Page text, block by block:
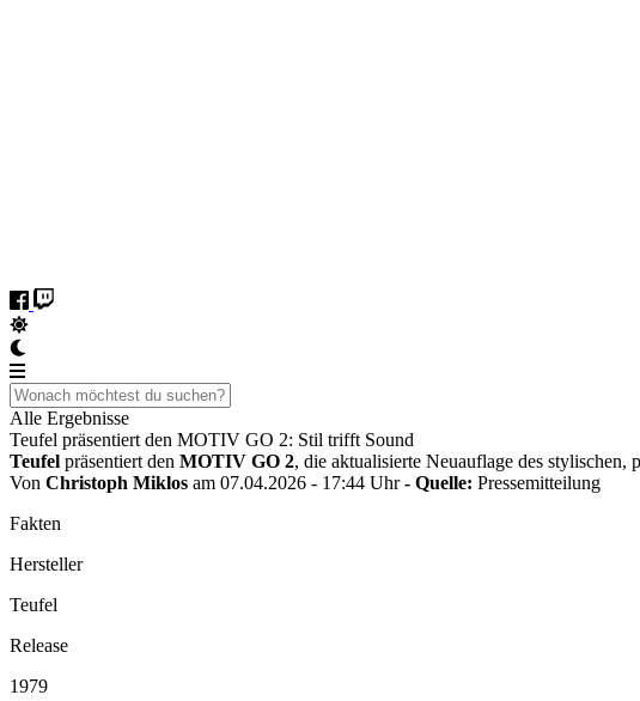
Alle Ergebnisse
Teufel präsentiert den MOTIV GO 2: Stil trifft Sound
Teufel präsentiert den MOTIV GO 2, die aktualisierte Neuauflage des
Von Christoph Miklos am 07.04.2026 - 17:44 Uhr- Quelle: Pressemitteilung
Fakten
Hersteller
Teufel
Release
1979